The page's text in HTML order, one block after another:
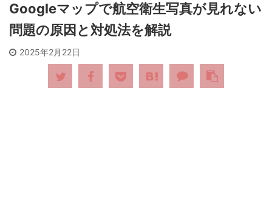
Googleマップで航空衛生写真が見れない
問題の原因と対処法を解説
2025年2月22日